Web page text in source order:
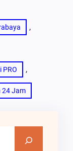
,
PRO ,
24 Jam